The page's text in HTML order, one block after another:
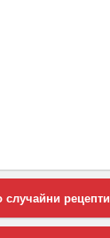
случайни рецепти